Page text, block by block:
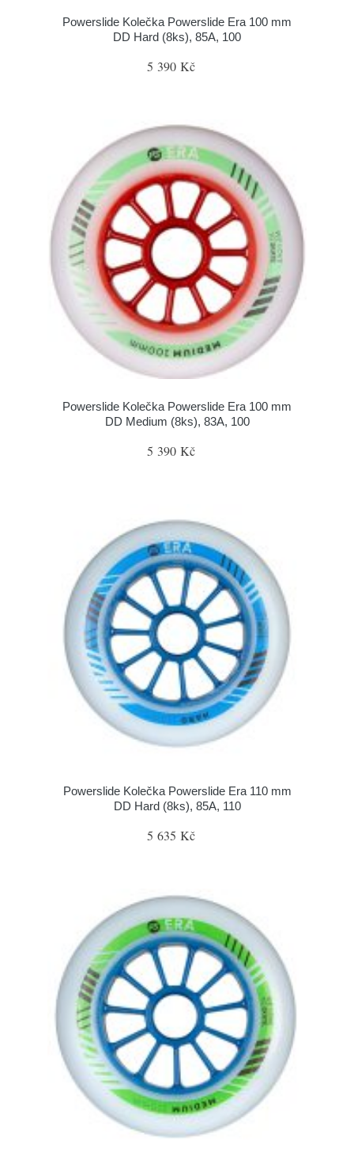
Powerslide Kolečka Powerslide Era 100 mm
DD Hard (8ks), 85A, 100
5 390 Kč
Powerslide Kolečka Powerslide Era 100 mm
DD Medium (8ks), 83A, 100
5 390 Kč
Powerslide Kolečka Powerslide Era 110 mm
DD Hard (8ks), 85A, 110
5 635 Kč